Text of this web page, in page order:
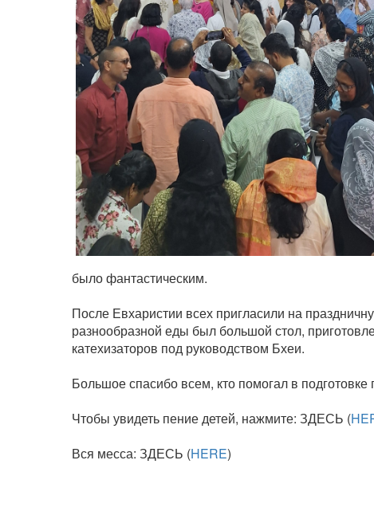
было фантастическим.
После Евхаристии всех пригласили на
разнообразной еды был большой стол,
катехизаторов под руководством Бхеи.
Большое спасибо всем, кто помогал в подготовке
Чтобы увидеть пение детей, нажмите: ЗДЕСЬ (
Вся месса: ЗДЕСЬ (HERE)